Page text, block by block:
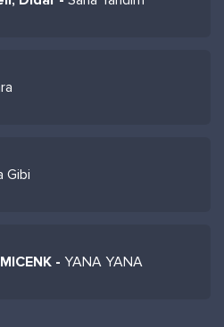
Gibi
- YANA YANA